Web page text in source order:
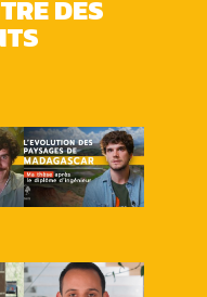
DES